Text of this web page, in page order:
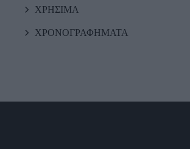
ΧΡΗΣΙΜΑ
ΧΡΟΝΟΓΡΑΦΗΜΑΤΑ